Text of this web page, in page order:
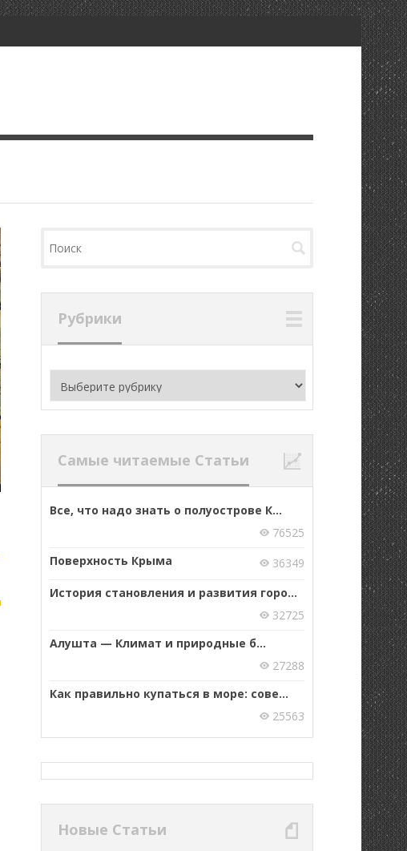
Рубрики
Рубрики
Самые читаемые Статьи
Все, что надо знать о полуострове К...
76525
Поверхность Крыма
36349
История становления и развития горо...
32725
Алушта — Климат и природные б...
27288
Как правильно купаться в море: сове...
25563
Новые Статьи